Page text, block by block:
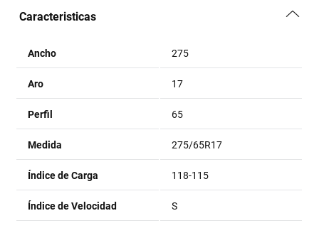
Caracteristicas
Ancho 275
Aro 17
Perfil 65
Medida 275/65R17
Índice de Carga 118-115
Índice de Velocidad S